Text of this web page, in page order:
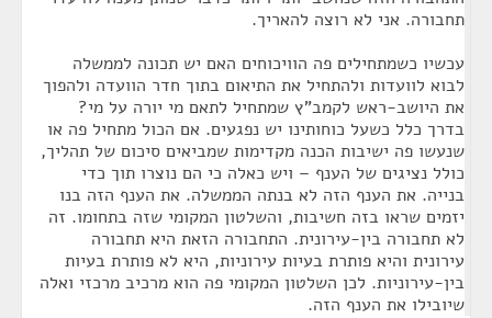
תחבורה. אני לא רוצה להאריך.
עכשיו כשמתחילים פה הוויכוחים האם יש תכונה לממשלה
לבוא לוועדות ולהתחיל את התיאום בתוך חדר הוועדה ולהפוך
את היושב-ראש לקמב"ץ שמתחיל לתאם מי יורה על מי?
בדרך כלל כשעל כוחותינו יש נפגעים. אם הכול מתחיל פה או
שנעשו פה ישיבות הכנה מקדימות שמביאים סיכום של תהליך,
כולל נציגים של הענף – ויש כאלה כי הם נוצרו תוך כדי
בנייה. את הענף הזה לא בנתה הממשלה. את הענף הזה בנו
יזמים שראו בזה חשיבות, והשלטון המקומי שזה בתחומו. זה
לא תחבורה בין-עירונית. התחבורה הזאת היא תחבורה
עירונית והיא פותרת בעיות עירוניות, היא לא פותרת בעיות
בין-עירוניות. לכן השלטון המקומי פה הוא מרכיב מרכזי ואלה
שיובילו את הענף הזה.